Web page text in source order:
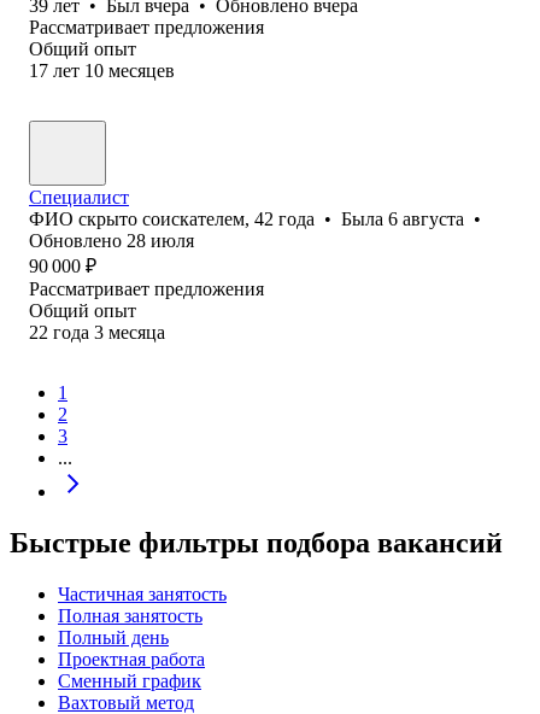
39 лет • Был вчера • Обновлено вчера
Рассматривает предложения
Общий опыт
17 лет 10 месяцев
Специалист
ФИО скрыто соискателем, 42 года • Была 6 августа •
Обновлено 28 июля
90 000 ₽
Рассматривает предложения
Общий опыт
22 года 3 месяца
1
2
3
...
Быстрые фильтры подбора вакансий
Частичная занятость
Полная занятость
Полный день
Проектная работа
Сменный график
Вахтовый метод